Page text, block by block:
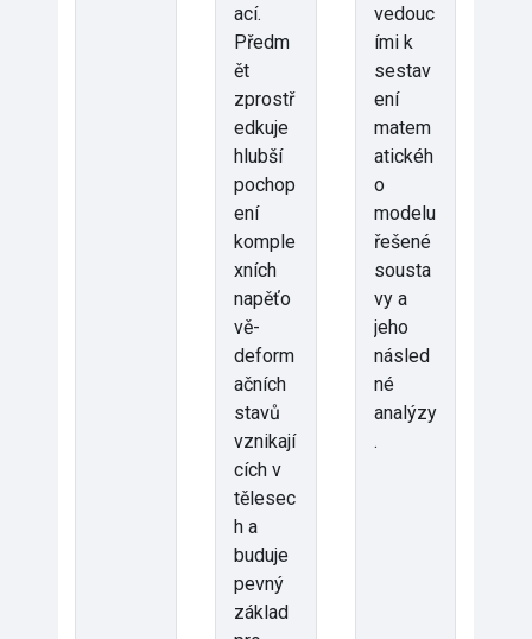
ací.
Předm
ět
zprostř
edkuje
hlubší
pochop
ení
komple
xních
napěťo
vě-
deform
ačních
stavů
vznikají
cích v
tělesec
h a
buduje
pevný
základ
vedouc
ími k
sestav
ení
matem
atickéh
o
modelu
řešené
sousta
vy a
jeho
násled
né
analýzy
.